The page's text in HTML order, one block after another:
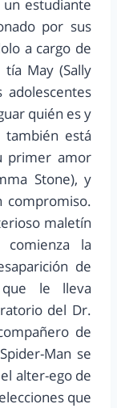
estudiante
por sus
a cargo de
May (Sally
quién es y
está
primer amor
Stone), y
compromiso.
maletín
la
de
que le lleva
del Dr.
de
Man se
alter-ego de
que